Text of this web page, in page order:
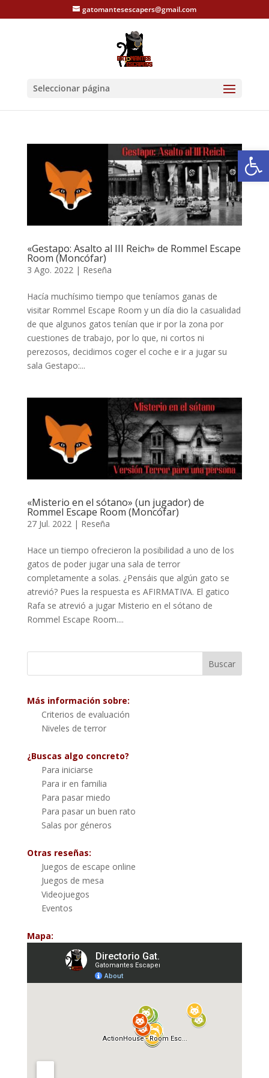
gatomantesescapers@gmail.com
Seleccionar página
«Gestapo: Asalto al III Reich» de Rommel Escape
Room (Moncófar)
3 Ago. 2022| Reseña
Hacía muchísimo tiempo que teníamos ganas de
visitar Rommel Escape Room y un día dio la casualidad
de que algunos gatos tenían que ir por la zona por
cuestiones de trabajo, por lo que, ni cortos ni
perezosos, decidimos coger el coche e ir a jugar su
sala Gestapo:...
«Misterio en el sótano» (un jugador) de
Rommel Escape Room (Moncófar)
27 Jul. 2022 | Reseña
Hace un tiempo ofrecieron la posibilidad a uno de los
gatos de poder jugar una sala de terror
completamente a solas. ¿Pensáis que algún gato se
atrevió? Pues la respuesta es AFIRMATIVA. El gatico
Rafa se atrevió a jugar Misterio en el sótano de
Rommel Escape Room....
Más información sobre:
Criterios de evaluación
Niveles de terror
¿Buscas algo concreto?
Para iniciarse
Para ir en familia
Para pasar miedo
Para pasar un buen rato
Salas por géneros
Otras reseñas:
Juegos de escape online
Juegos de mesa
Videojuegos
Eventos
Mapa: